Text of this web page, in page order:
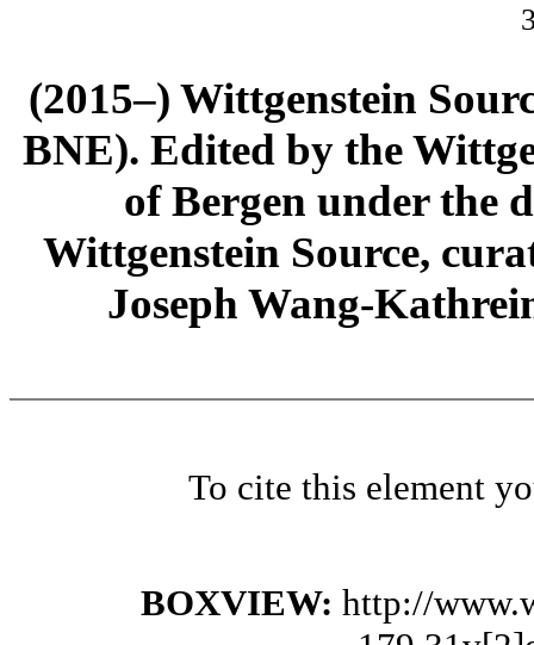
(2015–) Wittgenstein
BNE). Edited by the
of Bergen under the
Wittgenstein Source,
Joseph Wang-
To cite this element
BOXVIEW: http://